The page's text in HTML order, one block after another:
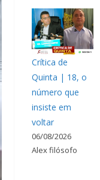
Crítica de
Quinta | 18, o
número que
insiste em
voltar
06/08/2026
Alex filósofo